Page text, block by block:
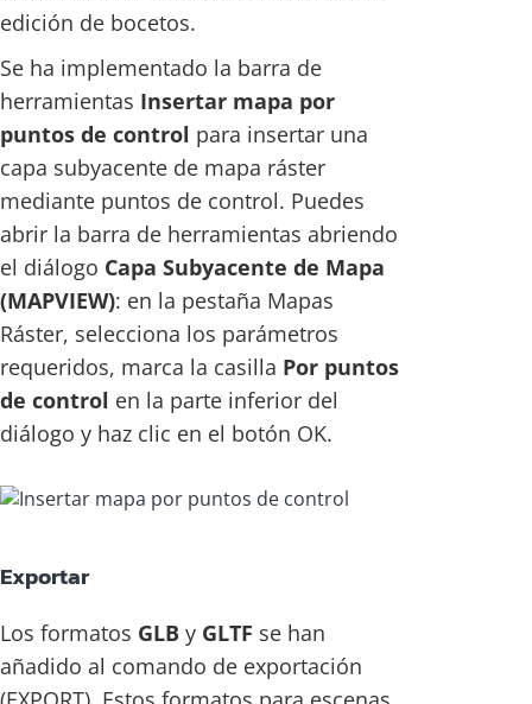
edición de bocetos.
Se ha implementado la barra de
herramientas Insertar mapa por
puntos de control para insertar una
capa subyacente de mapa ráster
mediante puntos de control. Puedes
abrir la barra de herramientas abriendo
el diálogo Capa Subyacente de Mapa
(MAPVIEW): en la pestaña Mapas
Ráster, selecciona los parámetros
requeridos, marca la casilla Por puntos
de control en la parte inferior del
diálogo y haz clic en el botón OK.
Exportar
Los formatos GLB y GLTF se han
añadido al comando de exportación